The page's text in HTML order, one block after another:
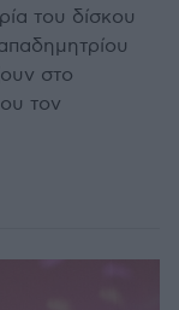
του δίσκου
στο
τον